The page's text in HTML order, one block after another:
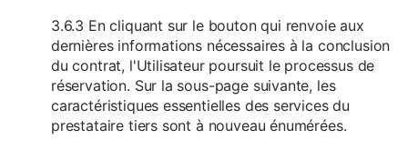
3.6.3 En cliquant sur le bouton qui renvoie aux
dernières informations nécessaires à la conclusion
du contrat, l'Utilisateur poursuit le processus de
réservation. Sur la sous-page suivante, les
caractéristiques essentielles des services du
prestataire tiers sont à nouveau énumérées.